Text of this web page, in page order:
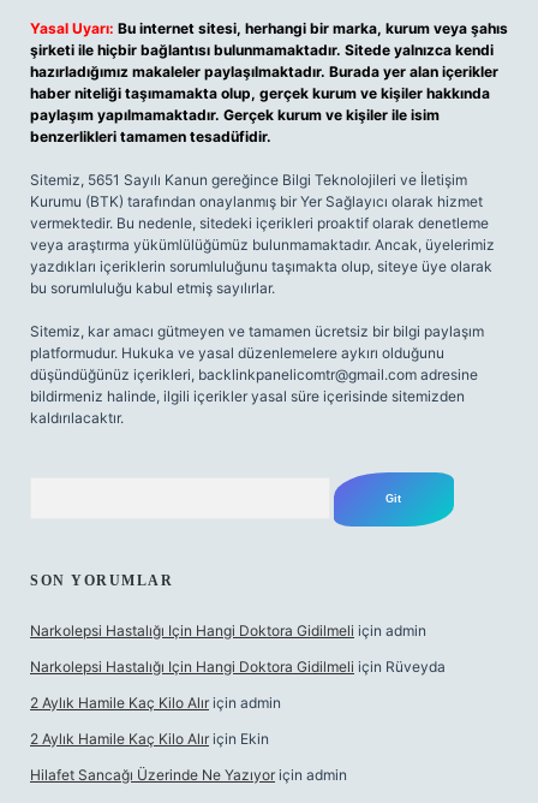
Yasal Uyarı: Bu internet sitesi, herhangi bir marka, kurum veya şahıs
şirketi ile hiçbir bağlantısı bulunmamaktadır. Sitede yalnızca kendi
hazırladığımız makaleler paylaşılmaktadır. Burada yer alan içerikler
haber niteliği taşımamakta olup, gerçek kurum ve kişiler hakkında
paylaşım yapılmamaktadır. Gerçek kurum ve kişiler ile isim
benzerlikleri tamamen tesadüfidir.
Sitemiz, 5651 Sayılı Kanun gereğince Bilgi Teknolojileri ve İletişim
Kurumu (BTK) tarafından onaylanmış bir Yer Sağlayıcı olarak hizmet
vermektedir. Bu nedenle, sitedeki içerikleri proaktif olarak denetleme
veya araştırma yükümlülüğümüz bulunmamaktadır. Ancak, üyelerimiz
yazdıkları içeriklerin sorumluluğunu taşımakta olup, siteye üye olarak
bu sorumluluğu kabul etmiş sayılırlar.
Sitemiz, kar amacı gütmeyen ve tamamen ücretsiz bir bilgi paylaşım
platformudur. Hukuka ve yasal düzenlemelere aykırı olduğunu
düşündüğünüz içerikleri, backlinkpanelicomtr@gmail.com adresine
bildirmeniz halinde, ilgili içerikler yasal süre içerisinde sitemizden
kaldırılacaktır.
SON YORUMLAR
Narkolepsi Hastalığı Için Hangi Doktora Gidilmeli için admin
Narkolepsi Hastalığı Için Hangi Doktora Gidilmeli için Rüveyda
2 Aylık Hamile Kaç Kilo Alır için admin
2 Aylık Hamile Kaç Kilo Alır için Ekin
Hilafet Sancağı Üzerinde Ne Yazıyor için admin